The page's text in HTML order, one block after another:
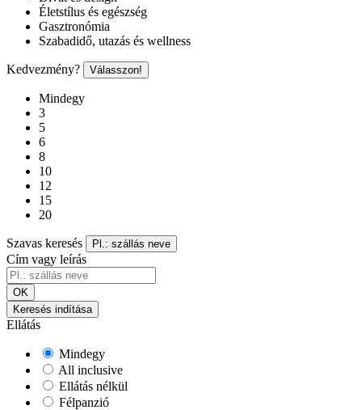
Életstílus és egészség
Gasztronómia
Szabadidő, utazás és wellness
Kedvezmény? Válasszon!
Mindegy
3
5
6
8
10
12
15
20
Szavas keresés Pl.: szállás neve
Cím vagy leírás
OK
Keresés indítása
Ellátás
Mindegy
All inclusive
Ellátás nélkül
Félpanzió